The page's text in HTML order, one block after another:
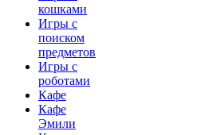
кошками
Игры с
поиском
предметов
Игры с
роботами
Кафе
Кафе
Эмили